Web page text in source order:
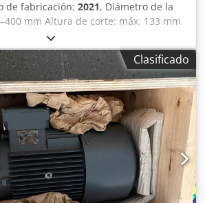
de fabricación: 2021, Diámetro de la
mm Altura de corte: máx. 133 mm
Nc Dkjpfx Ahuekr Inclinación de la hoja
45 grados Velocidades: 3500 / 4500 /
motor: 5,5 kW (7,5 CV) Tensión del
del motor: 50 Hz Longitud de la
2500 mm Ancho de corte: 800
(sin mantenimiento, rodillos) Control:
de 3 ejes Panel de mando: pantalla
5,7” (145 mm) Equipamiento,
sin mantenimiento: "Easy-Glide"
Ø 120 mm (inferior) / Ø 80 mm
900 kg La máquina está en estado
sido utilizada.
Clasificado